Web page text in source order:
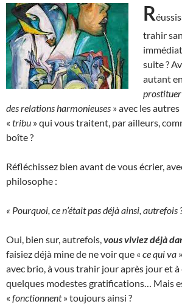
R
trahir
suite ?
autant
prostituer
des relations harmonieuses » avec les
« tribu » qui vous traitent, par ailleurs,
boîte ?
Réfléchissez bien avant de vous écrier,
philosophe :
« Pourquoi, ce n’était pas déjà ainsi, autrefois
Oui, bien sur, autrefois, vous viviez déjà
faisiez déjà mine de ne voir que « ce qui va
avec brio, à vous trahir jour après jour et à
quelques modestes gratifications… Mais
« fonctionnent» toujours ainsi ?